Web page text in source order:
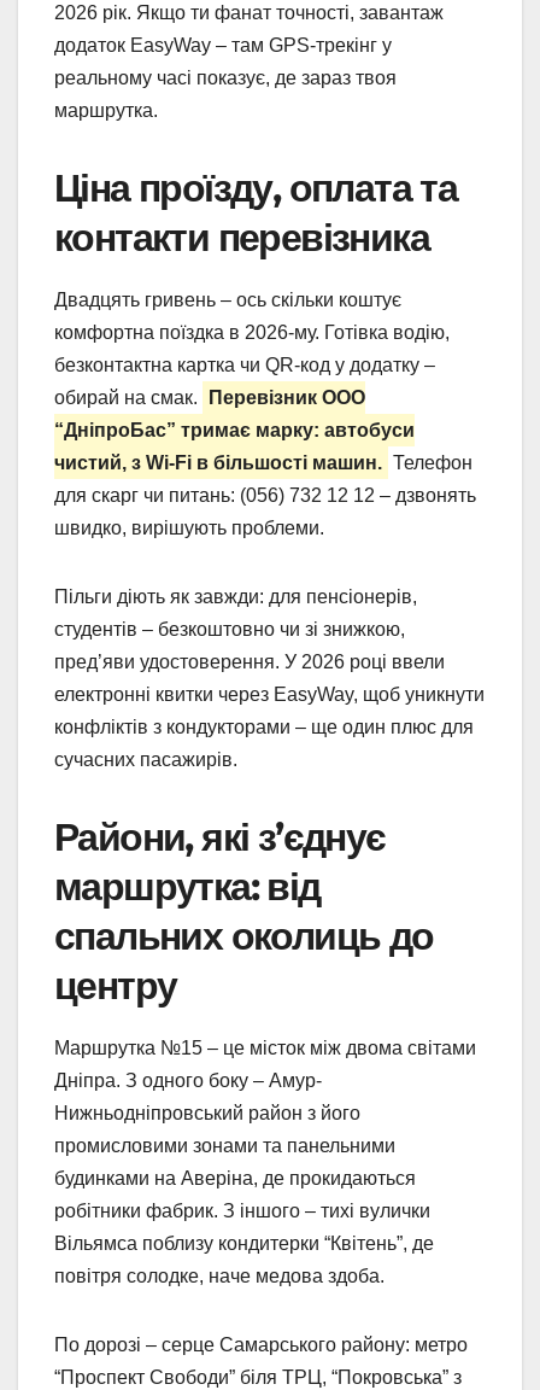
2026 рік. Якщо ти фанат точності, завантаж
додаток EasyWay – там GPS-трекінг у
реальному часі показує, де зараз твоя
маршрутка.
Ціна проїзду, оплата та
контакти перевізника
Двадцять гривень – ось скільки коштує
комфортна поїздка в 2026-му. Готівка водію,
безконтактна картка чи QR-код у додатку –
обирай на смак.
Перевізник ООО
“ДніпроБас” тримає марку: автобуси
чистий, з Wi-Fi в більшості машин. Телефон
для скарг чи питань: (056) 732 12 12 – дзвонять
швидко, вирішують проблеми.
Пільги діють як завжди: для пенсіонерів,
студентів – безкоштовно чи зі знижкою,
пред’яви удостоверення. У 2026 році ввели
електронні квитки через EasyWay, щоб уникнути
конфліктів з кондукторами – ще один плюс для
сучасних пасажирів.
Райони, які з’єднує
маршрутка: від
спальних околиць до
центру
Маршрутка №15 – це місток між двома світами
Дніпра. З одного боку – Амур-
Нижньодніпровський район з його
промисловими зонами та панельними
будинками на Аверіна, де прокидаються
робітники фабрик. З іншого – тихі вулички
Вільямса поблизу кондитерки “Квітень”, де
повітря солодке, наче медова здоба.
По дорозі – серце Самарського району: метро
“Проспект Свободи” біля ТРЦ, “Покровська” з